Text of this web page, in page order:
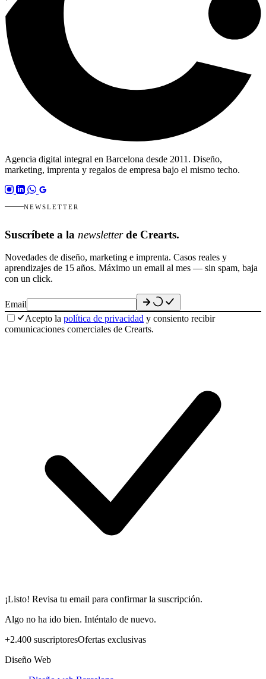
Agencia digital integral en Barcelona desde 2011. Diseño,
marketing, imprenta y regalos de empresa bajo el mismo techo.
NEWSLETTER
Suscríbete a la newsletterde Crearts.
Novedades de diseño, marketing e imprenta. Casos reales y
aprendizajes de 15 años. Máximo un email al mes — sin spam, baja
con un click.
Email
Acepto la política de privacidad y consiento recibir
comunicaciones comerciales de Crearts.
¡Listo! Revisa tu email para confirmar la suscripción.
Algo no ha ido bien. Inténtalo de nuevo.
+2.400 suscriptoresOfertas exclusivas
Diseño Web